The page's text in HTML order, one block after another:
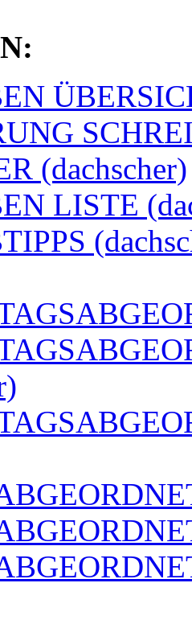
(dachscher)
LISTE